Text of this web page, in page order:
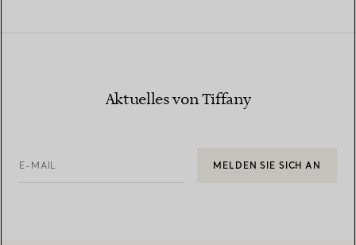
Aktuelles von Tiffany
E-MAIL MELDEN SIE SICH AN